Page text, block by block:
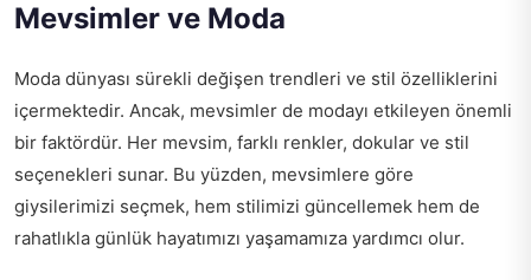
Mevsimler ve Moda
Moda dünyası sürekli değişen trendleri ve stil özelliklerini
içermektedir. Ancak, mevsimler de modayı etkileyen önemli
bir faktördür. Her mevsim, farklı renkler, dokular ve stil
seçenekleri sunar. Bu yüzden, mevsimlere göre
giysilerimizi seçmek, hem stilimizi güncellemek hem de
rahatlıkla günlük hayatımızı yaşamamıza yardımcı olur.